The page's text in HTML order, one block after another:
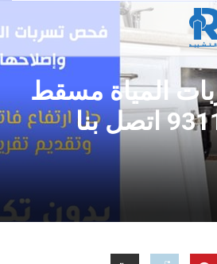
المياة مسقط
بنا